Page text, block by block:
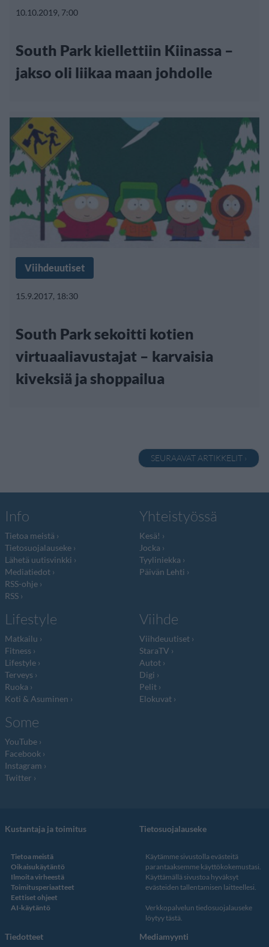
10.10.2019, 7:00
South Park kiellettiin Kiinassa –
jakso oli liikaa maan johdolle
Viihdeuutiset
15.9.2017, 18:30
South Park sekoitti kotien
virtuaaliavustajat – karvaisia
kiveksiä ja shoppailua
SEURAAVAT ARTIKKELIT ›
Info
Tietoa meistä
Tietosuojalauseke
Lähetä uutisvinkki
Mediatiedot
RSS-ohje
RSS
Yhteistyössä
Kesä!
Jocka
Tyyliniekka
Päivän Lehti
Lifestyle
Matkailu
Fitness
Lifestyle
Terveys
Ruoka
Koti & Asuminen
Viihde
Viihdeuutiset
StaraTV
Autot
Digi
Pelit
Elokuvat
Some
YouTube
Facebook
Instagram
Twitter
Kustantaja ja toimitus
Tietoa meistä
Oikaisukäytäntö
Ilmoita virheestä
Toimitusperiaatteet
Eettiset ohjeet
AI-käytäntö
Tietosuojalauseke
Käytämme sivustolla evästeitä
parantaaksemme käyttökokemustasi.
Käyttämällä sivustoa hyväksyt
evästeiden tallentamisen laitteellesi.
Verkkopalvelun tiedosuojalauseke
löytyy tästä
Tiedotteet Mediamyynti